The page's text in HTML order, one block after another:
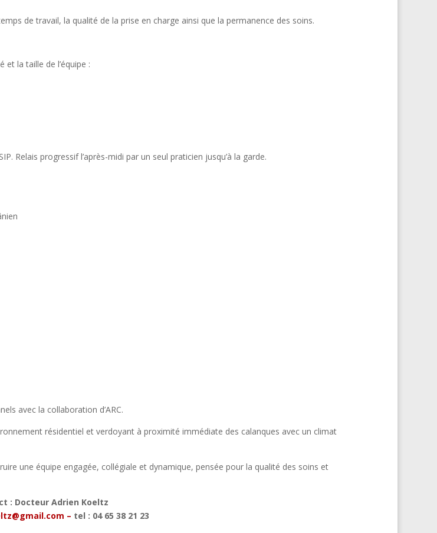
de travail, la qualité de la prise en charge ainsi que la permanence des soins.
la taille de l’équipe :
Relais progressif l’après-midi par un seul praticien jusqu’à la garde.
avec la collaboration d’ARC.
résidentiel et verdoyant à proximité immédiate des calanques avec un climat
une équipe engagée, collégiale et dynamique, pensée pour la qualité des soins et
: Docteur Adrien Koeltz
– tel : 04 65 38 21 23